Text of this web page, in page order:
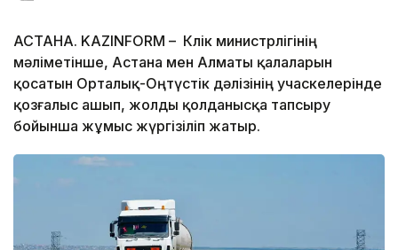
АСТАНА. KAZINFORM – Көлік министрлігінің
мәліметінше, Астана мен Алматы қалаларын
қосатын Орталық-Оңтүстік дәлізінің учаскелерінде
қозғалыс ашып, жолды қолданысқа тапсыру
бойынша жұмыс жүргізіліп жатыр.